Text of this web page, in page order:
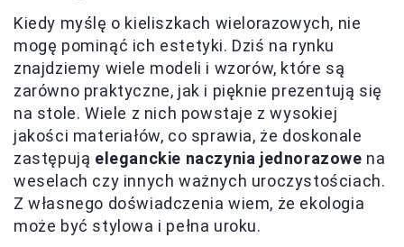
Kiedy myślę o kieliszkach wielorazowych, nie
mogę pominąć ich estetyki. Dziś na rynku
znajdziemy wiele modeli i wzorów, które są
zarówno praktyczne, jak i pięknie prezentują się
na stole. Wiele z nich powstaje z wysokiej
jakości materiałów, co sprawia, że doskonale
zastępują eleganckie naczynia jednorazowe na
weselach czy innych ważnych uroczystościach.
Z własnego doświadczenia wiem, że ekologia
może być stylowa i pełna uroku.